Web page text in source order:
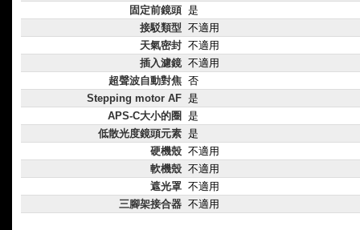
固定前鏡頭 是
接駁類型 不適用
天氣密封 不適用
插入濾鏡 不適用
超聲波自動對焦 否
Stepping motor AF 是
APS-C大小的圈
是
低散光度鏡頭元素 是
硬機殼 不適用
軟機殼 不適用
遮光罩 不適用
三腳架接合器 不適用